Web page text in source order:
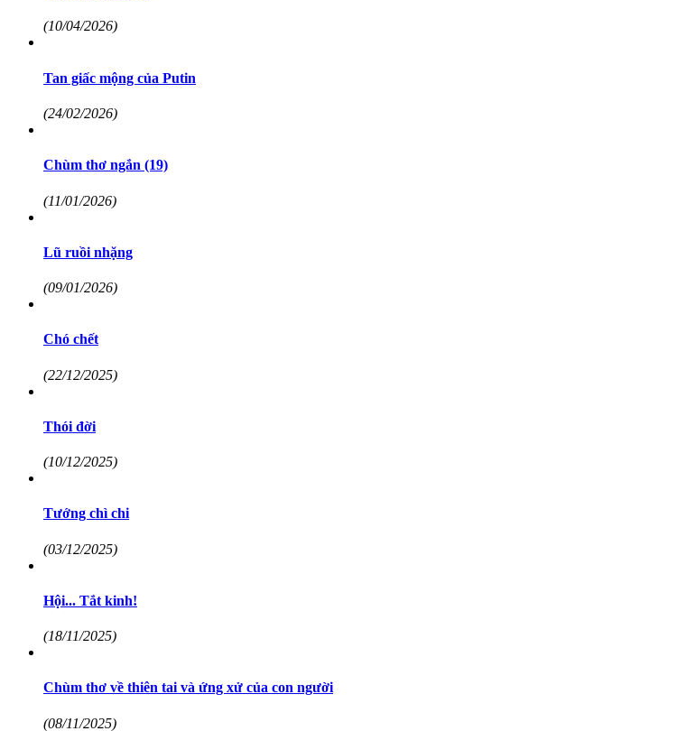
(10/04/2026)
Tan giấc mộng của Putin
(24/02/2026)
Chùm thơ ngắn (19)
(11/01/2026)
Lũ ruồi nhặng
(09/01/2026)
Chó chết
(22/12/2025)
Thói đời
(10/12/2025)
Tướng chì chi
(03/12/2025)
Hội... Tắt kinh!
(18/11/2025)
Chùm thơ về thiên tai và ứng xử của con người
(08/11/2025)